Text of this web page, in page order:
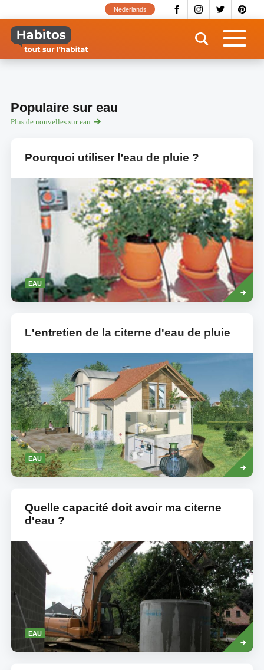
contenu
principal
Nederlands
Populaire sur eau
Plus de nouvelles sur eau
Pourquoi utiliser l’eau de pluie ?
EAU
Read
more
L'entretien de la citerne d'eau de pluie
EAU
Read
more
Quelle capacité doit avoir ma citerne
d'eau ?
EAU
Read
more